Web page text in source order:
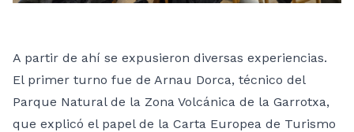
A partir de ahí se expusieron diversas experiencias.
El primer turno fue de Arnau Dorca, técnico del
Parque Natural de la Zona Volcánica de la Garrotxa,
que explicó el papel de la Carta Europea de Turismo